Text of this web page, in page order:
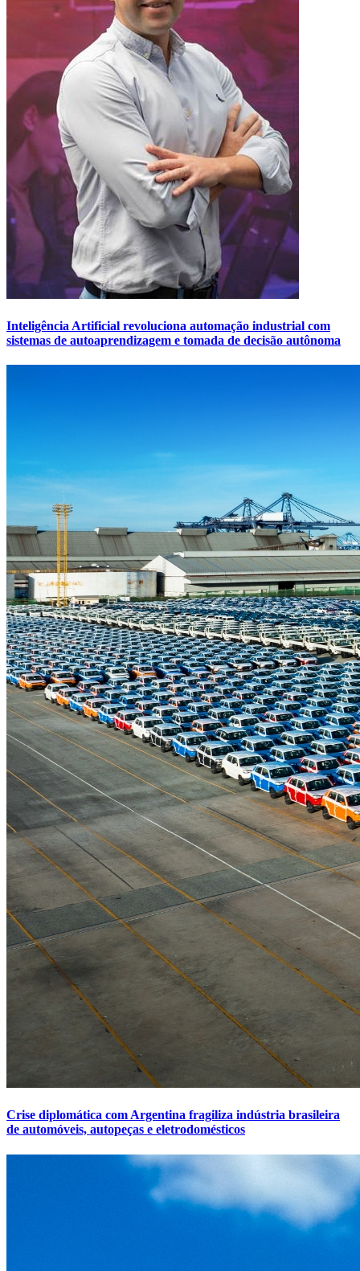
Inteligência Artificial revoluciona automação industrial com
sistemas de autoaprendizagem e tomada de decisão autônoma
Crise diplomática com Argentina fragiliza indústria brasileira
de automóveis, autopeças e eletrodomésticos